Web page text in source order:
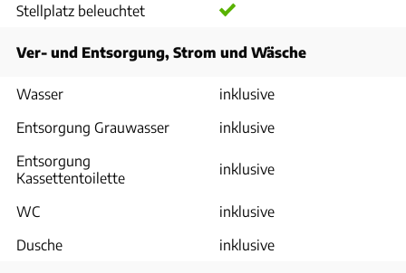
Stellplatz beleuchtet
Ver- und Entsorgung, Strom und Wäsche
Wasser
inklusive
Entsorgung Grauwasser
inklusive
Entsorgung
Kassettentoilette
inklusive
WC
inklusive
Dusche
inklusive